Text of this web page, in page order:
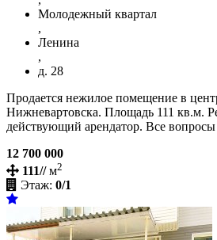
Молодежный квартал
,
Ленина
,
д. 28
Продается нежилое помещение в
Нижневартовска. Площадь 111 кв.м.
действующий арендатор. Все вопросы
12 700 000
111//м2
Этаж: 0/1